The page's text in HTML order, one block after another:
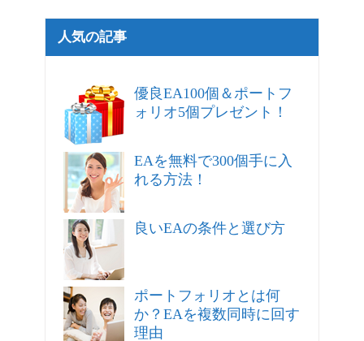
人気の記事
優良EA100個＆ポートフ
ォリオ5個プレゼント！
EAを無料で300個手に入
れる方法！
良いEAの条件と選び方
ポートフォリオとは何
か？EAを複数同時に回す
理由